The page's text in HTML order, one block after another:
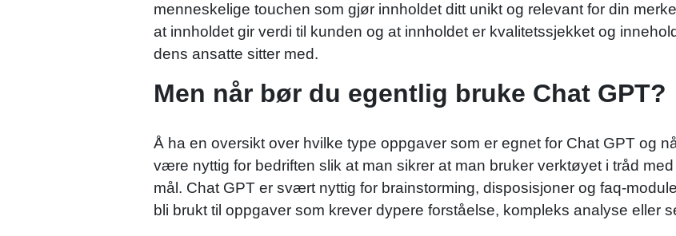
menneskelige touchen som gjør innholdet ditt unikt og relevant for din
at innholdet gir verdi til kunden og at innholdet er kvalitetssjekket og
dens ansatte sitter med.
Men når bør du egentlig bruke Chat GPT?
Å ha en oversikt over hvilke type oppgaver som er egnet for Chat GPT og
være nyttig for bedriften slik at man sikrer at man bruker verktøyet i tråd
mål. Chat GPT er svært nyttig for brainstorming, disposisjoner og faq-
bli brukt til oppgaver som krever dypere forståelse, kompleks analyse eller